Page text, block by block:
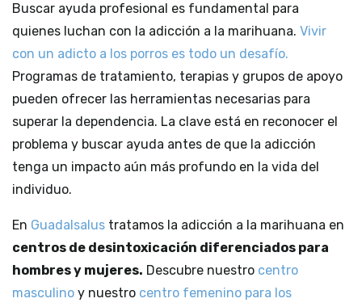
Buscar ayuda profesional es fundamental para
quienes luchan con la adicción a la marihuana. Vivir
con un adicto a los porros es todo un desafío.
Programas de tratamiento, terapias y grupos de apoyo
pueden ofrecer las herramientas necesarias para
superar la dependencia. La clave está en reconocer el
problema y buscar ayuda antes de que la adicción
tenga un impacto aún más profundo en la vida del
individuo.
En Guadalsalus tratamos la adicción a la marihuana en
centros de desintoxicación diferenciados para
hombres y mujeres. Descubre nuestro centro
masculino y nuestro centro femenino para los